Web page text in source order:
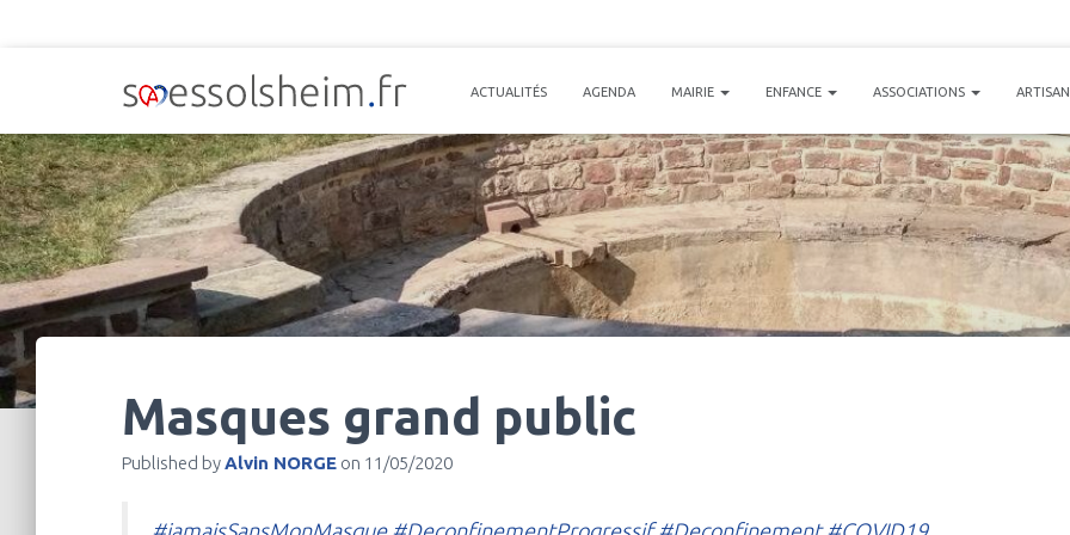
ACTUALITÉS AGENDA MAIRIE ENFANCE ASSOCIATIONS
Masques grand public
Published byAlvin NORGE on 11/05/2020
#jamaisSansMonMasque #DeconfinementProgressif #Deconfinement #COVID19